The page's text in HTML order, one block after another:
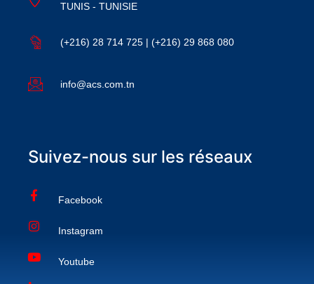
TUNIS - TUNISIE
(+216) 28 714 725 | (+216) 29 868 080
info@acs.com.tn
Suivez-nous sur les réseaux
Facebook
Instagram
Youtube